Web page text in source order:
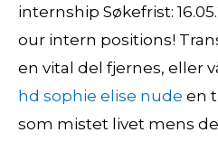
internship Søkefrist:
our intern positions!
en vital del fjernes, eller
hd sophie elise nude en
som mistet livet mens